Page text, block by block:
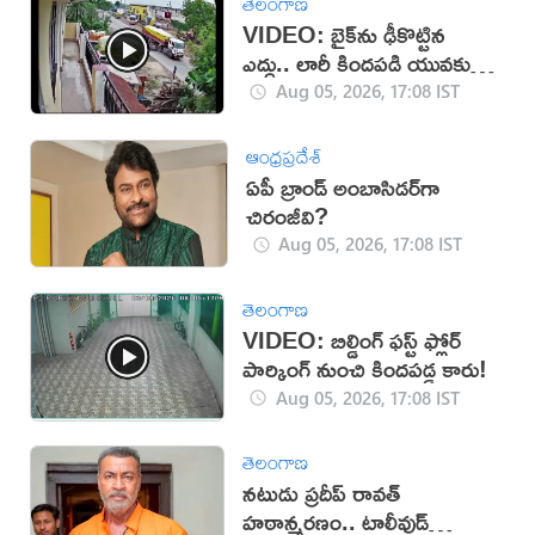
VIDEO: బైక్‌ను ఢీకొట్టిన
ఎద్దు.. లారీ కిందపడి యువకుడు
మృతి!Aug 05, 2026, 17:08 IST
ఆంధ్రప్రదేశ్
ఏపీ బ్రాండ్ అంబాసిడర్‌గా
చిరంజీవి?
Aug 05, 2026, 17:08 IST
తెలంగాణ
VIDEO: బిల్డింగ్ ఫస్ట్ ఫ్లోర్
పార్కింగ్ నుంచి కిందపడ్డ కారు!
Aug 05, 2026, 17:08 IST
తెలంగాణ
నటుడు ప్రదీప్ రావత్
హఠాన్మరణం.. టాలీవుడ్